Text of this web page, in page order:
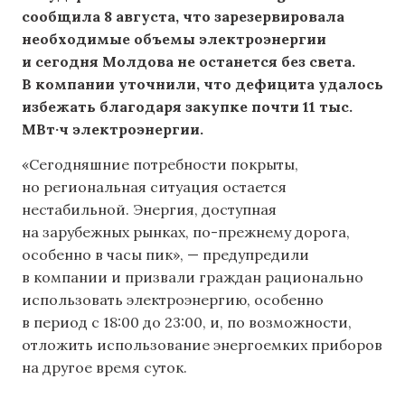
сообщила 8 августа, что зарезервировала
необходимые объемы электроэнергии
и сегодня Молдова не останется без света.
В компании уточнили, что дефицита удалось
избежать благодаря закупке почти 11 тыс.
МВт·ч электроэнергии.
«Сегодняшние потребности покрыты,
но региональная ситуация остается
нестабильной. Энергия, доступная
на зарубежных рынках, по-прежнему дорога,
особенно в часы пик», — предупредили
в компании и призвали граждан рационально
использовать электроэнергию, особенно
в период с 18:00 до 23:00, и, по возможности,
отложить использование энергоемких приборов
на другое время суток.